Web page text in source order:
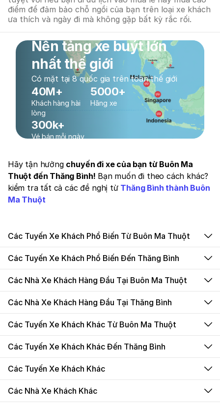
điểm để đảm bảo chỗ ngồi của bạn trên loại xe khách
ưa thích và ngày đi mà không gặp bất kỳ rắc rối.
Nền tảng xe buýt lớn
nhất thế giới
Có mặt tại 8 quốc gia trên toàn thế giới
40M+
Khách hàng hài
lòng
5000+
Hãng xe
300k+
Vé bán mỗi ngày
Hãy tận hưởng chuyến đi xe của bạn từ Buôn Ma
Thuột đến Thăng Bình! Bạn muốn đi theo cách khác?
kiểm tra tất cả các đề nghị từ Thăng Bình thành Buôn
Ma Thuột
Các Tuyến Xe Khách Phổ Biến Từ Buôn Ma Thuột
Các Tuyến Xe Khách Phổ Biến Đến Thăng Bình
Các Nhà Xe Khách Hàng Đầu Tại Buôn Ma Thuột
Các Nhà Xe Khách Hàng Đầu Tại Thăng Bình
Các Tuyến Xe Khách Khác Từ Buôn Ma Thuột
Các Tuyến Xe Khách Khác Đến Thăng Bình
Các Tuyến Xe Khách Khác
Các Nhà Xe Khách Khác